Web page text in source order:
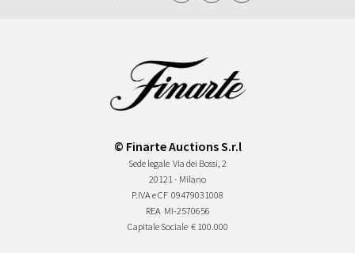
© Finarte Auctions S.r.l
Sede legale Via dei Bossi, 2
20121 - Milano
P.IVA e CF 09479031008
REA MI-2570656
Capitale Sociale € 100.000